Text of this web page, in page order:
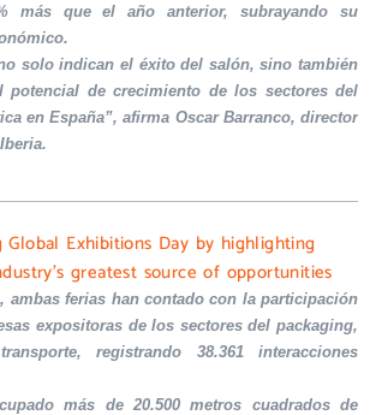
más que el año anterior, subrayando su
solo indican el éxito del salón, sino también
potencial de crecimiento de los sectores del
en España”, afirma Oscar Barranco, director
Global Exhibitions Day by highlighting
greatest source of opportunities
ambas ferias han contado con la participación
expositoras de los sectores del packaging,
registrando 38.361 interacciones
más de 20.500 metros cuadrados de